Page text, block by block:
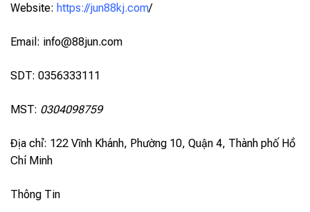
Website: https://jun88kj.com/
Email: info@88jun.com
SDT: 0356333111
MST: 0304098759
Địa chỉ: 122 Vĩnh Khánh, Phường 10, Quận 4, Thành phố Hồ
Chí Minh
Thông Tin